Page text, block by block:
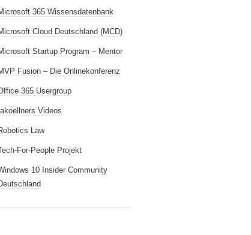
365 Wissensdatenbank
Cloud Deutschland (MCD)
Startup Program – Mentor
Fusion – Die Onlinekonferenz
365 Usergroup
Videos
Law
For-People Projekt
10 Insider Community